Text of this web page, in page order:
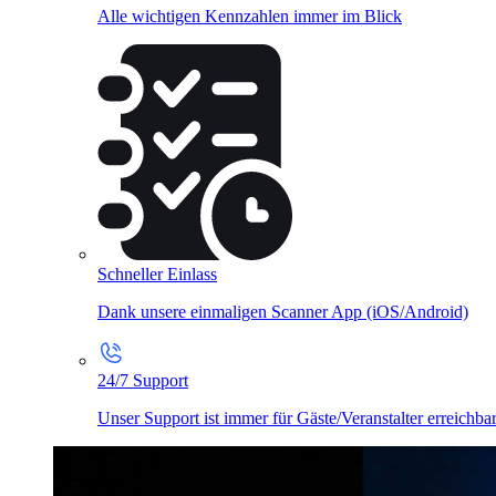
Alle wichtigen Kennzahlen immer im Blick
Schneller Einlass
Dank unsere einmaligen Scanner App (iOS/Android)
24/7 Support
Unser Support ist immer für Gäste/Veranstalter erreichbar